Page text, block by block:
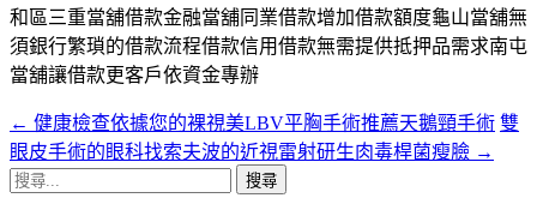
和區三重當舖借款金融當舖同業借款增加借款額度龜山當舖無
須銀行繁瑣的借款流程借款信用借款無需提供抵押品需求南屯
當舖讓借款更客戶依資金專辦
文
章
← 健康檢查依據您的裸視美LBV平胸手術推薦天鵝頸手術 雙
眼皮手術的眼科找索夫波的近視雷射研生肉毒桿菌瘦臉 →
搜